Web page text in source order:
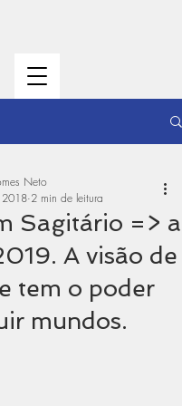
Sagitário => a
A visão de
tem o poder
mundos.
Neto
2 min de leitura